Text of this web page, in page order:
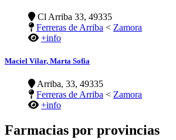
Cl Arriba 33, 49335
Ferreras de Arriba < Zamora
+info
Maciel Vilar, Marta Sofia
Arriba, 33, 49335
Ferreras de Arriba < Zamora
+info
Farmacias por provincias